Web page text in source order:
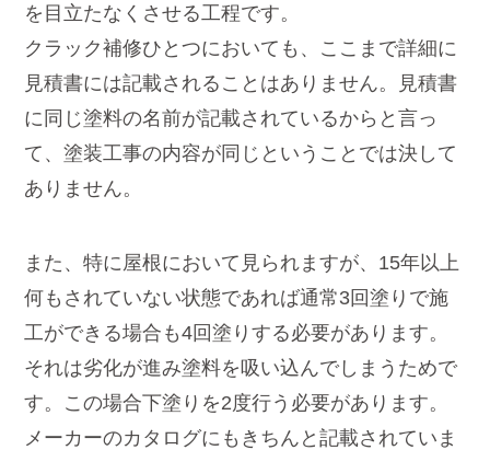
を目立たなくさせる工程です。
クラック補修ひとつにおいても、ここまで詳細に
見積書には記載されることはありません。見積書
に同じ塗料の名前が記載されているからと言っ
て、塗装工事の内容が同じということでは決して
ありません。
また、特に屋根において見られますが、15年以上
何もされていない状態であれば通常3回塗りで施
工ができる場合も4回塗りする必要があります。
それは劣化が進み塗料を吸い込んでしまうためで
す。この場合下塗りを2度行う必要があります。
メーカーのカタログにもきちんと記載されていま